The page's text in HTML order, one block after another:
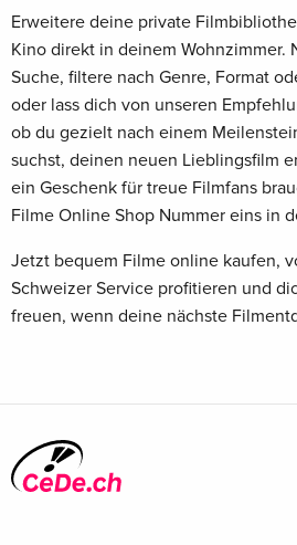
Erweitere deine private
Kino direkt in deinem Wohnzimmer.
Suche, filtere nach Genre, Format
oder lass dich von unseren
ob du gezielt nach einem
suchst, deinen neuen Lieblingsfilm
ein Geschenk für treue Filmfans
Filme Online Shop Nummer eins in
Jetzt bequem Filme online kaufen,
Schweizer Service profitieren und
freuen, wenn deine nächste